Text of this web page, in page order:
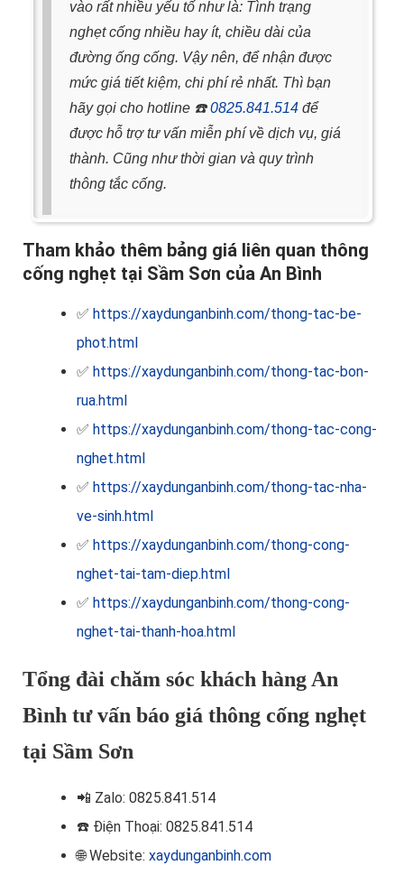
vào rất nhiều yếu tố như là: Tình trạng
nghẹt cống nhiều hay ít, chiều dài của
đường ống cống. Vậy nên, để nhận được
mức giá tiết kiệm, chi phí rẻ nhất. Thì bạn
hãy gọi cho hotline ☎️0825.841.514 để
được hỗ trợ tư vấn miễn phí về dịch vụ, giá
thành. Cũng như thời gian và quy trình
thông tắc cống.
Tham khảo thêm bảng giá liên quan thông
cống nghẹt tại Sầm Sơn của An Bình
✅ https://xaydunganbinh.com/thong-tac-be-
phot.html
✅ https://xaydunganbinh.com/thong-tac-bon-
rua.html
✅ https://xaydunganbinh.com/thong-tac-cong-
nghet.html
✅ https://xaydunganbinh.com/thong-tac-nha-
ve-sinh.html
✅ https://xaydunganbinh.com/thong-cong-
nghet-tai-tam-diep.html
✅ https://xaydunganbinh.com/thong-cong-
nghet-tai-thanh-hoa.html
Tổng đài chăm sóc khách hàng An
Bình tư vấn báo giá thông cống nghẹt
tại Sầm Sơn
📲 Zalo: 0825.841.514
☎️ Điện Thoại: 0825.841.514
🌐 Website: xaydunganbinh.com